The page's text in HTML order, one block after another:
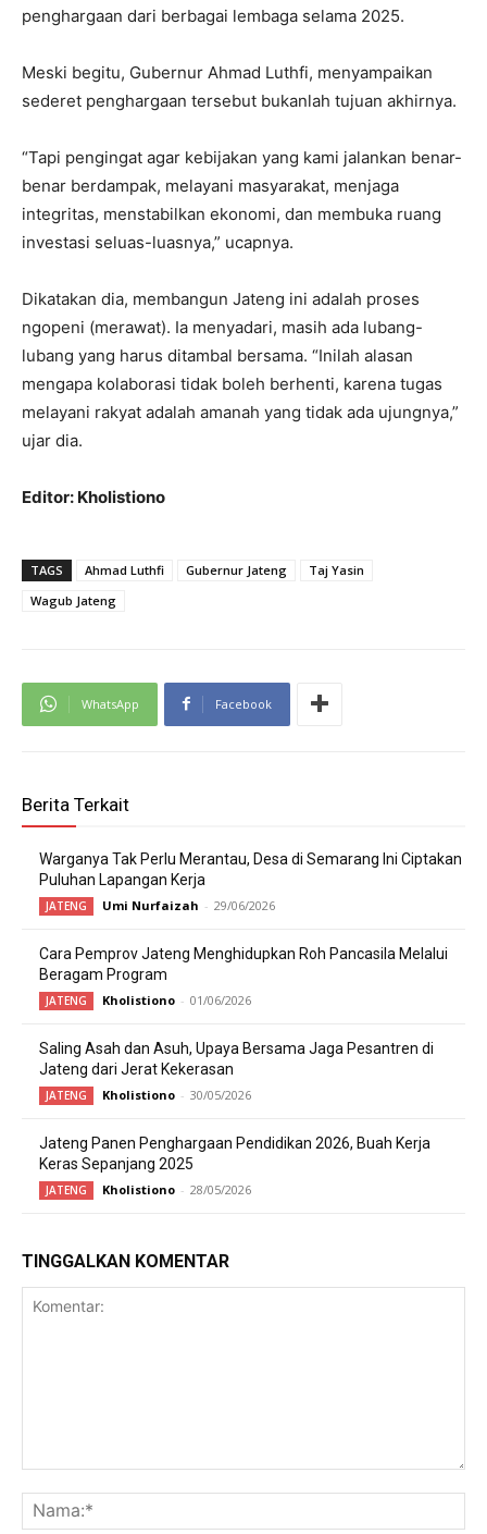
penghargaan dari berbagai lembaga selama 2025.
Meski begitu, Gubernur Ahmad Luthfi, menyampaikan
sederet penghargaan tersebut bukanlah tujuan akhirnya.
“Tapi pengingat agar kebijakan yang kami jalankan benar-
benar berdampak, melayani masyarakat, menjaga
integritas, menstabilkan ekonomi, dan membuka ruang
investasi seluas-luasnya,” ucapnya.
Dikatakan dia, membangun Jateng ini adalah proses
ngopeni (merawat). Ia menyadari, masih ada lubang-
lubang yang harus ditambal bersama. “Inilah alasan
mengapa kolaborasi tidak boleh berhenti, karena tugas
melayani rakyat adalah amanah yang tidak ada ujungnya,”
ujar dia.
Editor: Kholistiono
TAGS Ahmad Luthfi Gubernur Jateng
Taj Yasin
Wagub Jateng
WhatsApp Facebook
Berita Terkait
Warganya Tak Perlu Merantau, Desa di Semarang Ini Ciptakan
Puluhan Lapangan Kerja
JATENG Umi Nurfaizah - 29/06/2026
Cara Pemprov Jateng Menghidupkan Roh Pancasila Melalui
Beragam Program
JATENG Kholistiono - 01/06/2026
Saling Asah dan Asuh, Upaya Bersama Jaga Pesantren di
Jateng dari Jerat Kekerasan
JATENG Kholistiono - 30/05/2026
Jateng Panen Penghargaan Pendidikan 2026, Buah Kerja
Keras Sepanjang 2025
JATENG Kholistiono - 28/05/2026
TINGGALKAN KOMENTAR